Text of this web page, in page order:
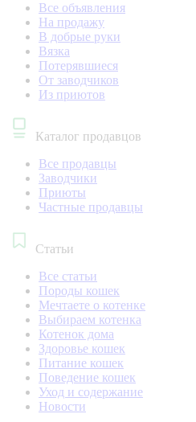
Все объявления
На продажу
В добрые руки
Вязка
Потерявшиеся
От заводчиков
Из приютов
Каталог продавцов
Все продавцы
Заводчики
Приюты
Частные продавцы
Статьи
Все статьи
Породы кошек
Мечтаете о котенке
Выбираем котенка
Котенок дома
Здоровье кошек
Питание кошек
Поведение кошек
Уход и содержание
Новости